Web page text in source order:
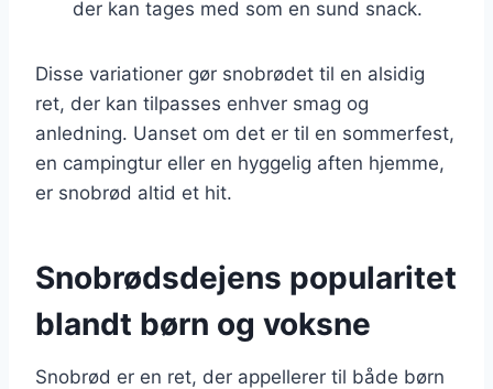
der kan tages med som en sund snack.
Disse variationer gør snobrødet til en alsidig
ret, der kan tilpasses enhver smag og
anledning. Uanset om det er til en sommerfest,
en campingtur eller en hyggelig aften hjemme,
er snobrød altid et hit.
Snobrødsdejens popularitet
blandt børn og voksne
Snobrød er en ret, der appellerer til både børn